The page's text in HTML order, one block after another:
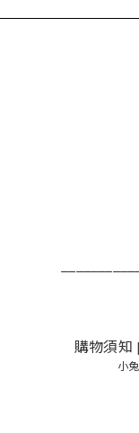
購物須知 |
小